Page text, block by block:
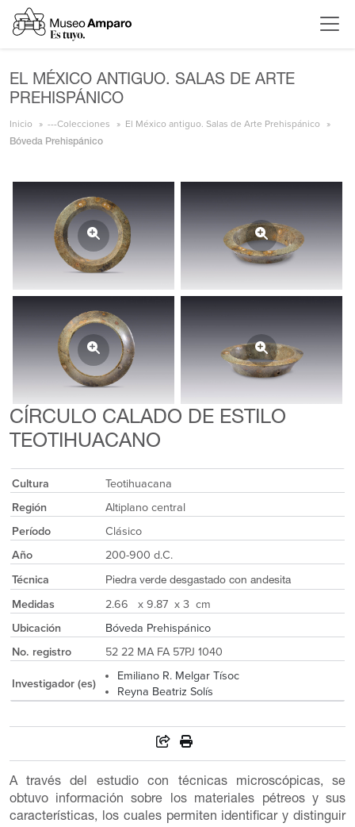
EL MÉXICO ANTIGUO. SALAS DE ARTE
PREHISPÁNICO
Inicio ---Colecciones El México antiguo. Salas de Arte Prehispánico
Bóveda Prehispánico
CÍRCULO CALADO DE ESTILO
TEOTIHUACANO
Cultura
Teotihuacana
Región
Altiplano central
Período
Clásico
Año
200-900 d.C.
Técnica
Piedra verde desgastado con andesita
Medidas
2.66 x 9.87 x 3 cm
Ubicación
Bóveda Prehispánico
No. registro
52 22 MA FA 57PJ 1040
Investigador (es)
Emiliano R. Melgar Tísoc
Reyna Beatriz Solís
A través del estudio con técnicas microscópicas, se
obtuvo información sobre los materiales pétreos y sus
características, los cuales permiten identificar y distinguir